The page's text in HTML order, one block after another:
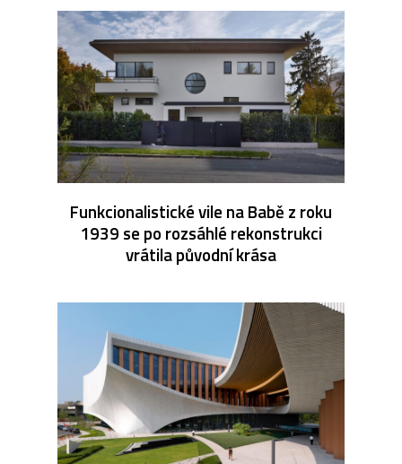
Funkcionalistické vile na Babě z roku
1939 se po rozsáhlé rekonstrukci
vrátila původní krása